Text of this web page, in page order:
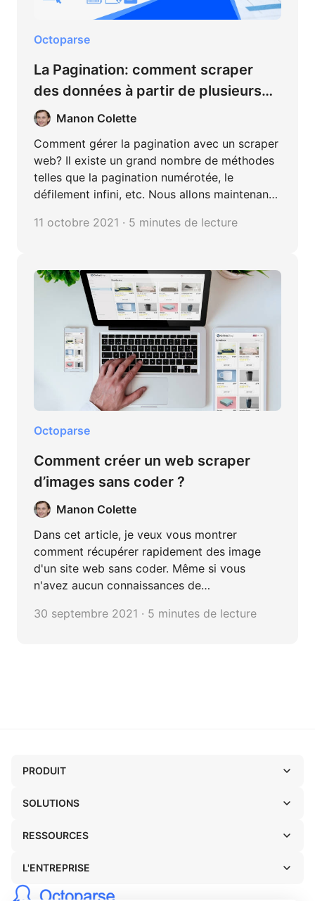
Octoparse
La Pagination: comment scraper
des données à partir de plusieurs
pages d’un site Web?
Manon Colette
Comment gérer la pagination avec un scraper
web? Il existe un grand nombre de méthodes
telles que la pagination numérotée, le
défilement infini, etc. Nous allons maintenant
les différents types de pagination avec
11 octobre 2021 · 5 minutes de lecture
Octoparse
Comment créer un web scraper
d’images sans coder ?
Manon Colette
Dans cet article, je veux vous montrer
comment récupérer rapidement des image
d'un site web sans coder. Même si vous
n'avez aucun connaissances de
de le faire en 30 minutes.
30 septembre 2021 · 5 minutes de lecture
PRODUIT
SOLUTIONS
RESSOURCES
L'ENTREPRISE